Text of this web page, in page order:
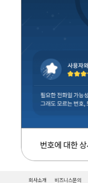
회사소개 비즈니스문의